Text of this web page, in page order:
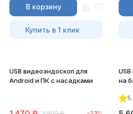
В корзину
Купить в 1 клик
USB видеоэндоскоп для
Android и ПК с насадками
на